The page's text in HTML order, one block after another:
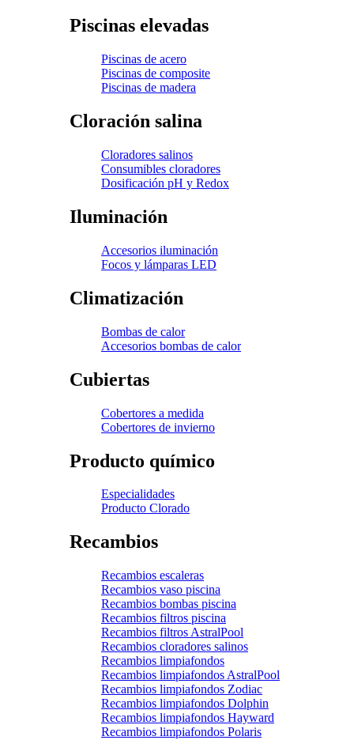
Piscinas elevadas
Piscinas de acero
Piscinas de composite
Piscinas de madera
Cloración salina
Cloradores salinos
Consumibles cloradores
Dosificación pH y Redox
Iluminación
Accesorios iluminación
Focos y lámparas LED
Climatización
Bombas de calor
Accesorios bombas de calor
Cubiertas
Cobertores a medida
Cobertores de invierno
Producto químico
Especialidades
Producto Clorado
Recambios
Recambios escaleras
Recambios vaso piscina
Recambios bombas piscina
Recambios filtros piscina
Recambios filtros AstralPool
Recambios cloradores salinos
Recambios limpiafondos
Recambios limpiafondos AstralPool
Recambios limpiafondos Zodiac
Recambios limpiafondos Dolphin
Recambios limpiafondos Hayward
Recambios limpiafondos Polaris